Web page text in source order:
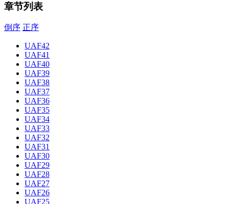
章节列表
倒序 正序
UAF42
UAF41
UAF40
UAF39
UAF38
UAF37
UAF36
UAF35
UAF34
UAF33
UAF32
UAF31
UAF30
UAF29
UAF28
UAF27
UAF26
UAF25